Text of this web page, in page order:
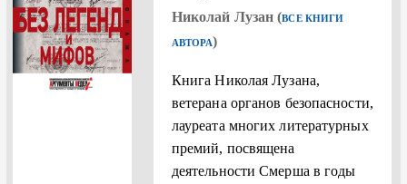
Николай Лузан (ВСЕ КНИГИ
АВТОРА)
Книга Николая Лузана,
ветерана органов безопасности,
лауреата многих литературных
премий, посвящена
деятельности Смерша в годы